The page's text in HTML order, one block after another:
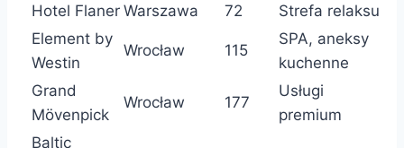
Hotel Flaner Warszawa 72
Strefa relaksu
Element by
Westin
Wrocław 115
SPA, aneksy
kuchenne
Grand
Mövenpick
Wrocław 177
Usługi
premium
Baltic